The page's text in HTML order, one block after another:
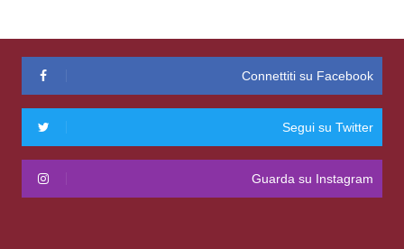
Connettiti su Facebook
Segui su Twitter
Guarda su Instagram